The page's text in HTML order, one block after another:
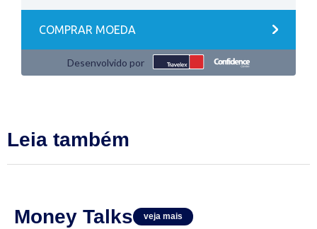
Leia também
Money Talks veja mais